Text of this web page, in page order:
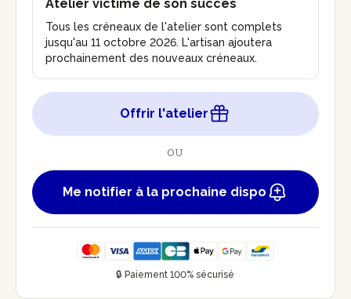
Atelier victime de son succès
Tous les créneaux de l'atelier sont complets
jusqu'au 11 octobre 2026. L'artisan ajoutera
prochainement des nouveaux créneaux.
Offrir l'atelier
OU
Me notifier à la prochaine dispo
🔒 Paiement 100% sécurisé